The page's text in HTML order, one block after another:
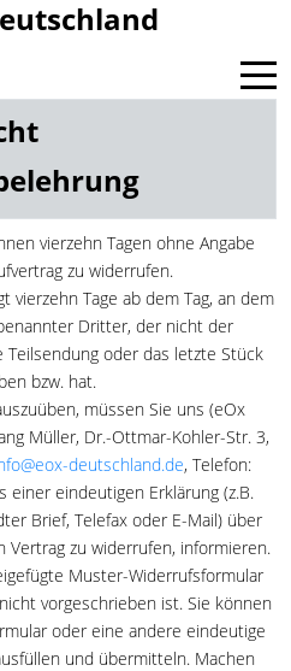
vierzehn Tagen ohne Angabe
zu widerrufen.
vierzehn Tage ab dem Tag, an dem
Dritter, der nicht der
oder das letzte Stück
bzw. hat.
müssen Sie uns (eOx
Müller, Dr.-Ottmar-Kohler-Str. 3,
deutschland.de, Telefon:
eindeutigen Erklärung (z.B.
Brief, Telefax oder E-Mail) über
Vertrag zu widerrufen, informieren.
Muster-Widerrufsformular
vorgeschrieben ist. Sie können
oder eine andere eindeutige
und übermitteln. Machen